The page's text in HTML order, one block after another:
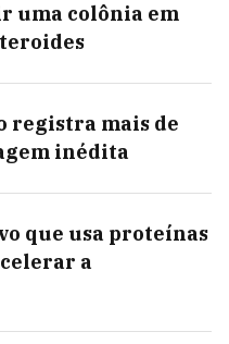
uma colônia em
registra mais de
inédita
que usa proteínas
a